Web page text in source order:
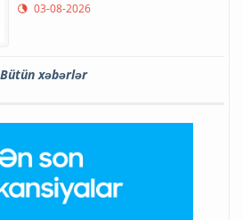
03-08-2026
Bütün xəbərlər